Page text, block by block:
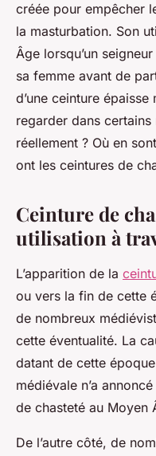
créée pour empêcher
la masturbation. Son
Âge lorsqu’un
sa femme avant de
d’une ceinture
regarder dans certains
réellement ? Où en
ont les ceintures de
Ceinture de
utilisation à
L’apparition de la
ou vers la fin de cette
de nombreux
cette éventualité. La
datant de cette
médiévale n’a
de chasteté au Moyen
De l’autre côté, de